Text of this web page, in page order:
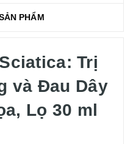
PHẨM
Trị
và Đau Dây
Lọ 30 ml